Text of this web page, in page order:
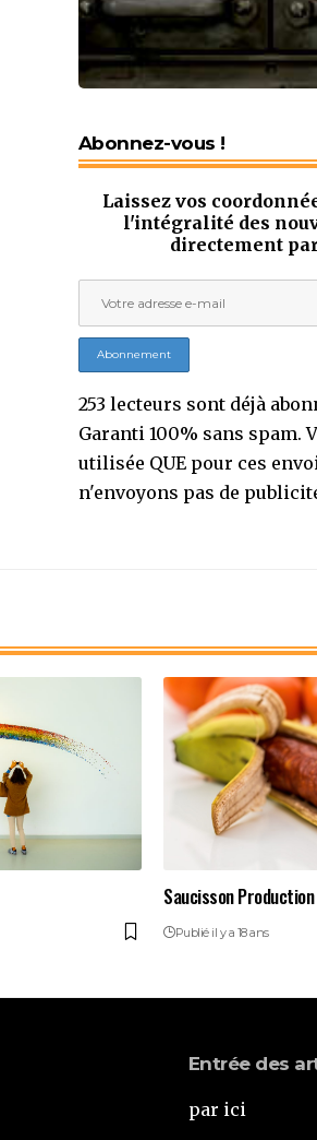
Abonnez-vous !
Laissez vos
l'intégralité des
directement
253 lecteurs sont déjà
Garanti 100% sans spam.
utilisée QUE pour ces
n'envoyons pas de
Saucisson Production
Publié il y a 18 ans
Entrée des
par ici